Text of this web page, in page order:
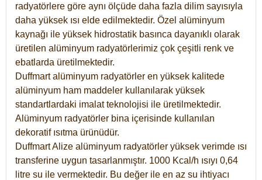
radyatörlere göre aynı ölçüde daha fazla dilim sayısıyla
daha yüksek ısı elde edilmektedir. Özel alüminyum
kaynağı ile yüksek hidrostatik basınca dayanıklı olarak
üretilen alüminyum radyatörlerimiz çok çeşitli renk ve
ebatlarda üretilmektedir.
Duffmart alüminyum radyatörler en yüksek kalitede
alüminyum ham maddeler kullanılarak yüksek
standartlardaki imalat teknolojisi ile üretilmektedir.
Alüminyum radyatörler bina içerisinde kullanılan
dekoratif ısıtma ürünüdür.
Duffmart Alize alüminyum radyatörler yüksek verimde ısı
transferine uygun tasarlanmıştır. 1000 Kcal/h ısıyı 0,64
litre su ile vermektedir. Bu değer ile en az su ihtiyacı